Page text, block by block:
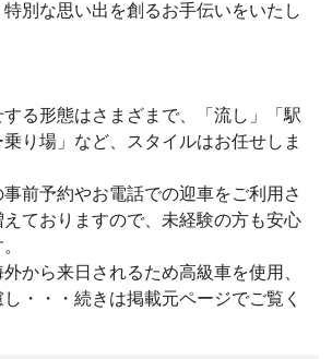
別な思い出を創るお手伝いをいたし
る形態はさまざまで、「流し」「駅
り場」など、スタイルはお任せしま
前予約やお電話での迎車をご利用さ
ておりますので、未経験の方も安心
から来日されるため高級車を使用、
・・・続きは掲載元ページでご覧く